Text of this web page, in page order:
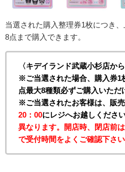
当選された購入 整理券1枚につき
8点まで購入できます。
〈キデイランド武蔵小杉店か
※ご当選された場合、購入券1
点最大8種類必ずご購入いただ
※ご当選されたお客様は、販
20：00にレジへお越しください
異なります。開店時、閉店前
で受付時間をよくご確認下さい